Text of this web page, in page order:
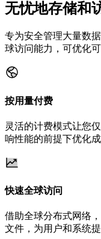
无忧地存储和
专为安全管理大量数
球访问能力，可优化
按用量付费
灵活的计费模式让您
响性能的前提下优化成
快速全球访问
借助全球分布式网络
文件，为用户和系统提